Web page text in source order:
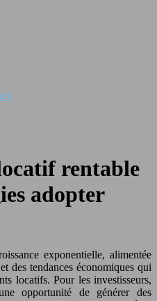
rentable
adopter
exponentielle, alimentée
des tendances économiques qui
locatifs. Pour les investisseurs,
opportunité de générer des